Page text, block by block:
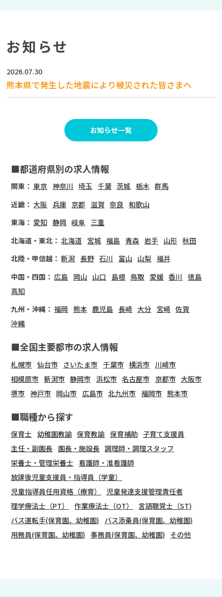
お知らせ
2026.07.30
熊本県で発生した地震により被災された皆さまへ
お知らせ一覧
■都道府県別の求人情報
関東： 東京 神奈川 埼玉 千葉 茨城 栃木 群馬
近畿： 大阪 兵庫 京都 滋賀 奈良 和歌山
東海： 愛知 静岡 岐阜
三重
北海道・東北： 北海道 宮城 福島 青森 岩手 山形 秋田
北陸・甲信越： 新潟 長野 石川 富山 山梨 福井
中国・四国： 広島 岡山 山口 島根 鳥取 愛媛 香川 徳島
高知
九州・沖縄： 福岡 熊本 鹿児島 長崎 大分 宮崎 佐賀
沖縄
■全国主要都市の求人情報
札幌市 仙台市 さいたま市 千葉市 横浜市
川崎市
相模原市 新潟市 静岡市 浜松市 名古屋市 京都市 大阪市
堺市 神戸市 岡山市 広島市 北九州市 福岡市 熊本市
■職種から探す
保育士 幼稚園教諭 保育教諭 保育補助 子育て支援員
主任・副園長 園長・施設長 調理師・調理スタッフ
栄養士・管理栄養士 看護師・准看護師
放課後児童支援員・指導員（学童）
児童指導員任用資格（療育）
児童発達支援管理責任者
理学療法士（PT）
作業療法士（OT）
言語聴覚士（ST)
バス運転手(保育園、幼稚園)
バス添乗員(保育園、幼稚園)
用務員(保育園、幼稚園) 事務員(保育園、幼稚園) その他